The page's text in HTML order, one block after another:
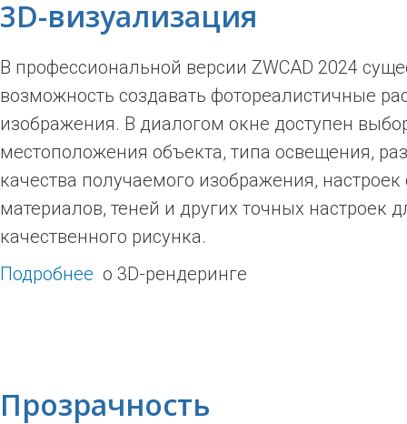
3D-визуализация
В профессиональной версии ZWCAD 2024
возможность создавать фотореалистичные
изображения. В диалогом окне доступен
местоположения объекта, типа освещения,
качества получаемого изображения, настроек
материалов, теней и других точных настроек
качественного рисунка.
Подробнее о 3D-рендеринге
Прозрачность